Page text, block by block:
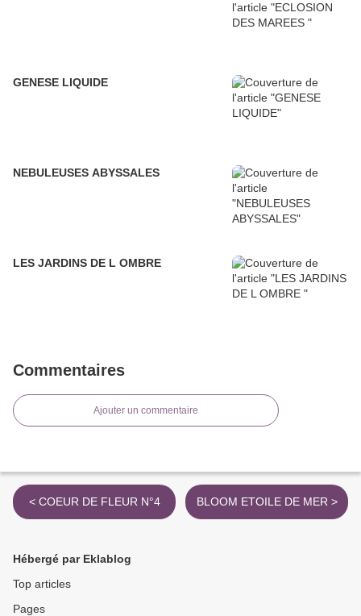
GENESE LIQUIDE
NEBULEUSES ABYSSALES
LES JARDINS DE L OMBRE
Commentaires
Ajouter un commentaire
< COEUR DE FLEUR N°4 BLOOM ETOILE DE MER >
Hébergé par Eklablog
Top articles
Pages